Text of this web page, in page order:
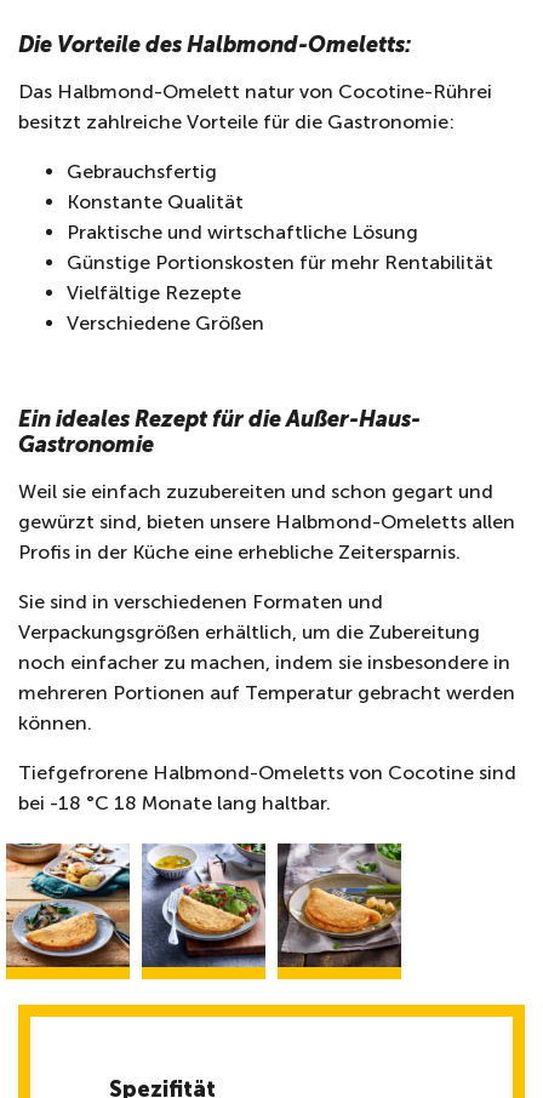
Die Vorteile des Halbmond-Omeletts:
Das Halbmond-Omelett natur von Cocotine-Rührei
besitzt zahlreiche Vorteile für die Gastronomie:
Gebrauchsfertig
Konstante Qualität
Praktische und wirtschaftliche Lösung
Günstige Portionskosten für mehr Rentabilität
Vielfältige Rezepte
Verschiedene Größen
Ein ideales Rezept für die Außer-Haus-
Gastronomie
Weil sie einfach zuzubereiten und schon gegart und
gewürzt sind, bieten unsere Halbmond-Omeletts allen
Profis in der Küche eine erhebliche Zeitersparnis.
Sie sind in verschiedenen Formaten und
Verpackungsgrößen erhältlich, um die Zubereitung
noch einfacher zu machen, indem sie insbesondere in
mehreren Portionen auf Temperatur gebracht werden
können.
Tiefgefrorene Halbmond-Omeletts von Cocotine sind
bei -18 °C 18 Monate lang haltbar.
Spezifität